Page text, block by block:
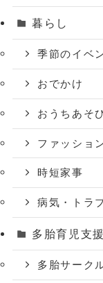
暮らし
季節のイベ
おでかけ
おうちあそ
ファッショ
時短家事
病気・トラ
多胎育児支援
多胎サーク